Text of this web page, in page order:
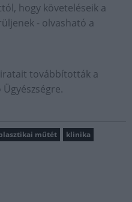
hogy követeléseik a
- olvasható a
továbbították a
Ügyészségre.
műtét klinika